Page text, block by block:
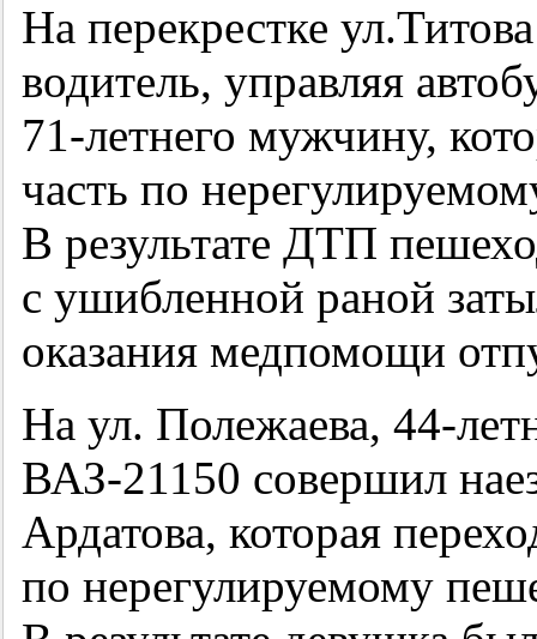
На перекрестке
водитель, управляя
71-летнего мужчину,
часть по
В результате ДТП
с ушибленной раной
оказания медпомощи
На ул. Полежаева, 44-
ВАЗ-21150 совершил
Ардатова, которая
по нерегулируемому